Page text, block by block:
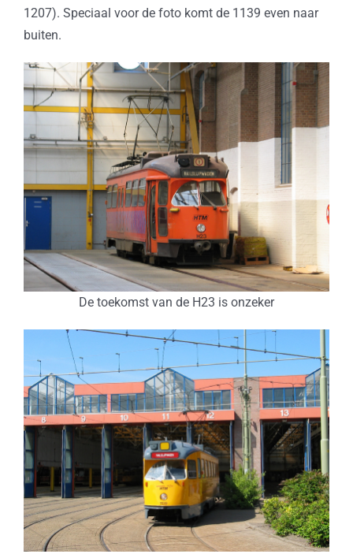
1207). Speciaal voor de foto komt de 1139 even naar
buiten.
De toekomst van de H23 is onzeker